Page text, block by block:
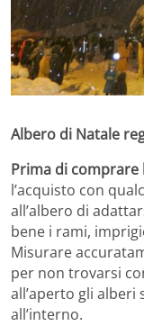
Albero di Natale
Prima di comprare
l’acquisto con
all’albero di
bene i rami,
Misurare
per non trovarsi
all’aperto gli
all’interno.